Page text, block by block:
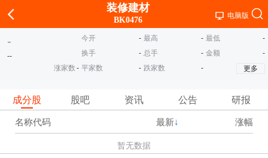
装修建材
BK0476 电脑版
-
--
今开 - 最高 - 最低
-
换手
- 总手 - 金额
-
涨家数 - 平家数 - 跌家数 - 更多
成分股 股吧 资讯 公告 研报
名称代码 最新↓ 涨幅
暂无数据